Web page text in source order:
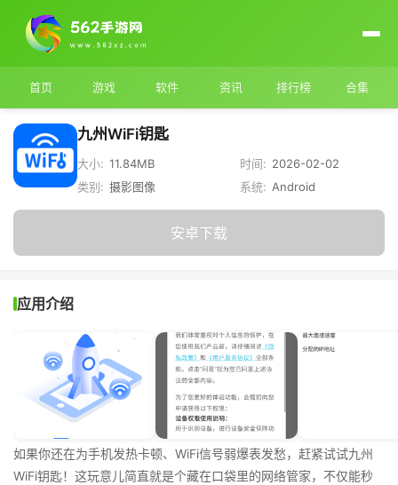
首页 游戏 软件 资讯 排行榜 合集
九州WiFi钥匙
大小: 11.84MB 时间: 2026-02-02
类别: 摄影图像 系统: Android
安卓下载
应用介绍
如果你还在为手机发热卡顿、WiFi信号弱爆表发愁，赶紧试试九州
WiFi钥匙！这玩意儿简直就是个藏在口袋里的网络管家，不仅能秒